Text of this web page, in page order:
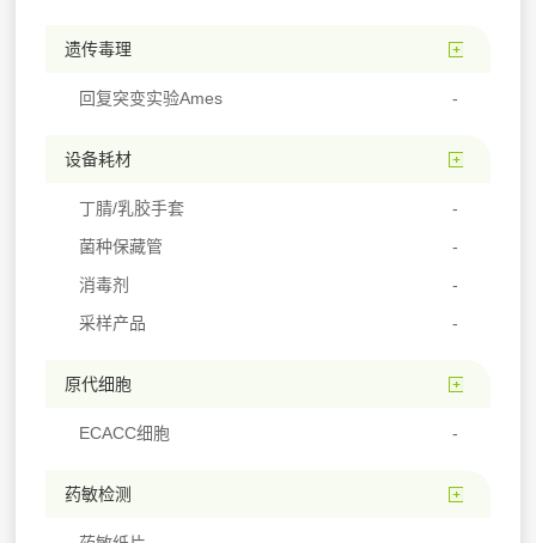
遗传毒理
回复突变实验Ames
设备耗材
丁腈/乳胶手套
菌种保藏管
消毒剂
采样产品
原代细胞
ECACC细胞
药敏检测